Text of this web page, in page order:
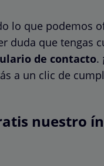
lo que podemos
duda que tengas
de contacto.
a un clic de
nuestro